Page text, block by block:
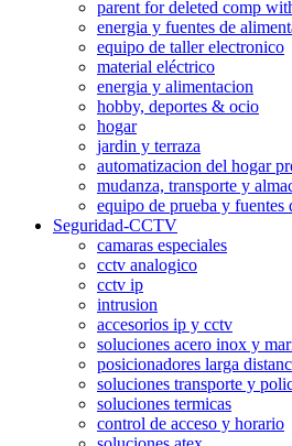
parent for deleted comp
energia y fuentes de
equipo de taller electronico
material eléctrico
energia y alimentacion
hobby, deportes & ocio
hogar
jardin y terraza
automatizacion del hogar
mudanza, transporte y
equipo de prueba y fuentes
Seguridad-CCTV
camaras especiales
cctv analogico
cctv ip
intrusion
accesorios ip y cctv
soluciones acero inox y
posicionadores larga
soluciones transporte y
soluciones termicas
control de acceso y horario